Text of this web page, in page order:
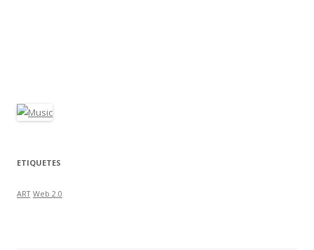
ETIQUETES
ART Web 2.0